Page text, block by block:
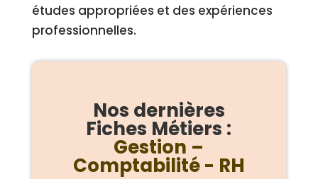
études appropriées et des expériences
professionnelles.
Nos dernières
Fiches Métiers :
Gestion –
Comptabilité - RH